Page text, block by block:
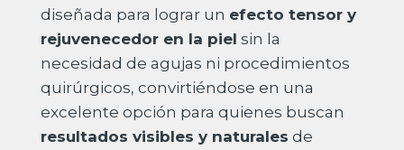
diseñada para lograr un efecto tensor y
rejuvenecedor en la piel sin la
necesidad de agujas ni procedimientos
quirúrgicos, convirtiéndose en una
excelente opción para quienes buscan
resultados visibles y naturales de